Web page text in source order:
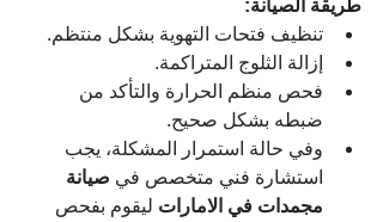
طريقة الصيانة:
تنظيف فتحات التهوية بشكل منتظم.
إزالة الثلوج المتراكمة.
فحص منظم الحرارة والتأكد من
ضبطه بشكل صحيح.
وفي حالة استمرار المشكلة، يجب
استشارة فني متخصص في صيانة
مجمدات في الامارات ليقوم بفحص